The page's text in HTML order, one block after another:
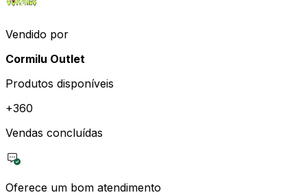
Vendido por
Cormilu Outlet
Produtos disponíveis
+360
Vendas concluídas
Oferece um bom atendimento